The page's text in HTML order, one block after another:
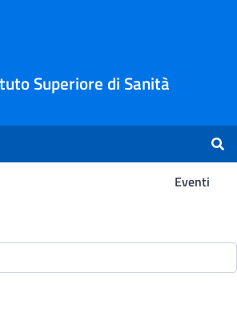
Superiore di Sanità
Eventi
Ricerca -